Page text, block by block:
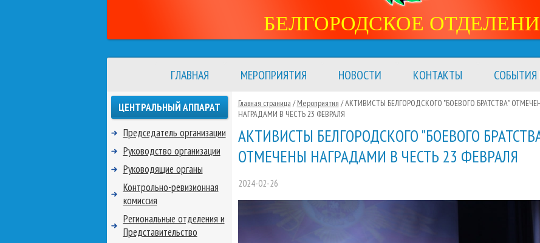
БЕЛГОРОДСКОЕ
ГЛАВНАЯ МЕРОПРИЯТИЯ НОВОСТИ КОНТАКТЫ СОБЫТИЯ
Главная страница /Мероприятия /АКТИВИСТЫ БЕЛГОРОДСКОГО "БОЕВОГО БРАТСТВА"
НАГРАДАМИ В ЧЕСТЬ 23 ФЕВРАЛЯ
АКТИВИСТЫ БЕЛГОРОДСКОГО "БОЕВОГО
ОТМЕЧЕНЫ НАГРАДАМИ В ЧЕСТЬ 23 ФЕВРАЛЯ
2024-02-26
ЦЕНТРАЛЬНЫЙ АППАРАТ
Председатель организации
Руководство организации
Руководящие органы
Контрольно-ревизионная
комиссия
Региональные отделения и
Представительство